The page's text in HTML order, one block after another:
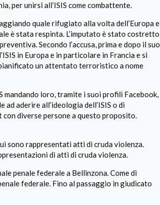
per unirsi all’ISIS come combattente.
quale rifugiato alla volta dell’Europa e
è stata respinta. L’imputato è stato costretto
Secondo l’accusa, prima e dopo il suo
in Europa e in particolare in Francia e si
un attentato terroristico a nome
mandando loro, tramite i suoi profili Facebook,
aderire all’ideologia dell’ISIS o di
diverse persone a questo proposito.
sono rappresentati atti di cruda violenza.
di atti di cruda violenza.
penale federale a Bellinzona. Come di
federale. Fino al passaggio in giudicato